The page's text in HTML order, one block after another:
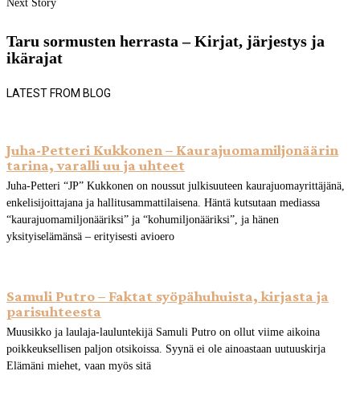
Next Story
Taru sormusten herrasta – Kirjat, järjestys ja
ikärajat
LATEST FROM BLOG
Juha-Petteri Kukkonen – Kaurajuomamiljonäärin
tarina, varalli uu ja uhteet
Juha-Petteri “JP” Kukkonen on noussut julkisuuteen kaurajuomayrittäjänä,
enkelisijoittajana ja hallitusammattilaisena. Häntä kutsutaan mediassa
“kaurajuomamiljonääriksi” ja “kohumiljonääriksi”, ja hänen
yksityiselämänsä – erityisesti avioero
Samuli Putro – Faktat syöpähuhuista, kirjasta ja
parisuhteesta
Muusikko ja laulaja-lauluntekijä Samuli Putro on ollut viime aikoina
poikkeuksellisen paljon otsikoissa. Syynä ei ole ainoastaan uutuuskirja
Elämäni miehet, vaan myös sitä